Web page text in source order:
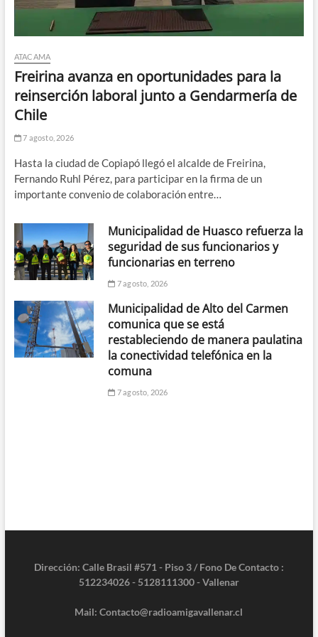
ATACAMA
Freirina avanza en oportunidades para la
reinserción laboral junto a Gendarmería de
Chile
7 agosto, 2026
Hasta la ciudad de Copiapó llegó el alcalde de Freirina,
Fernando Ruhl Pérez, para participar en la firma de un
importante convenio de colaboración entre…
Municipalidad de Huasco refuerza la
seguridad de sus funcionarios y
funcionarias en terreno
7 agosto, 2026
Municipalidad de Alto del Carmen
comunica que se está
restableciendo de manera paulatina
la conectividad telefónica en la
comuna
7 agosto, 2026
Dirección: Calle Brasil #571 - Piso 3 / Fono De Contacto :
512234026 - 5128111300 - Vallenar
Mail: Contacto@radioamigavallenar.cl